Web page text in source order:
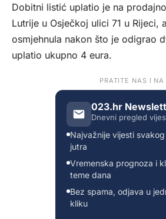
Dobitni listić uplatio je na
Lutrije u Osječkoj ulici 71 u Rijeci,
osmjehnula nakon što je odigrao
uplatio ukupno 4 eura.
PRATITE NAS I NA
023.hr
Dnevni pregled
Najvažnije vijesti
jutra
Vremenska prognoza i
teme dana
Bez spama, odjava u
kliku